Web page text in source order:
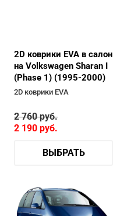
2D коврики EVA в салон
на Volkswagen Sharan I
(Phase 1) (1995-2000)
2D коврики EVA
2 760руб.
2 190 руб.
ВЫБРАТЬ